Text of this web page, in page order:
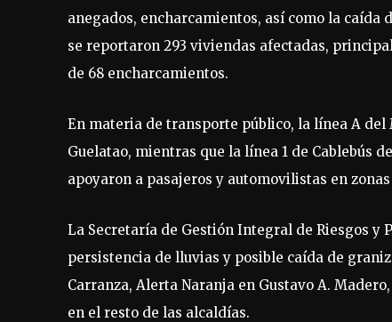
anegados, encharcamientos, así como la
se reportaron 293 viviendas afectadas,
de 68 encharcamientos.
En materia de transporte público, la línea A
Guelatao, mientras que la línea 1 de Cablebús
apoyaron a pasajeros y automovilistas en
La Secretaría de Gestión Integral de Riesgos y
persistencia de lluvias y posible caída de
Carranza, Alerta Naranja en Gustavo A.
en el resto de las alcaldías.